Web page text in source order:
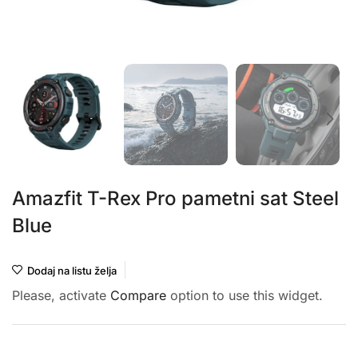
Amazfit T-Rex Pro pametni sat Steel
Blue
Dodaj na listu želja
Please, activate Compare option to use this widget.